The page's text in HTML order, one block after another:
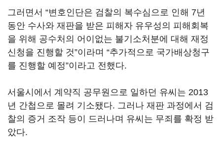
그러면서 “변호인단은 검찰의 복수심으로 인해 7년
동안 수사와 재판을 받은 피해자 유우성의 피해회복
을 위해 공수처의 어이없는 불기소처분에 대해 재정
신청을 진행할 것”이라며 “추가적으로 국가배상청구
를 진행할 예정”이라고 전했다.
서울시에서 계약직 공무원으로 일하던 유씨는 2013
년 간첩으로 몰려 기소됐다. 그러나 재판 과정에서 검
찰의 증거 조작 등이 드러나며 유씨는 무죄를 확정 받
았다.